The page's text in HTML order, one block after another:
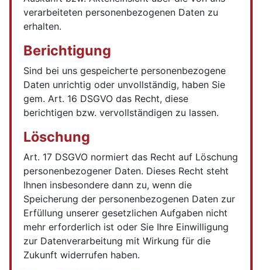
verarbeiteten personenbezogenen Daten zu
erhalten.
Berichtigung
Sind bei uns gespeicherte personenbezogene
Daten unrichtig oder unvollständig, haben Sie
gem. Art. 16 DSGVO das Recht, diese
berichtigen bzw. vervollständigen zu lassen.
Löschung
Art. 17 DSGVO normiert das Recht auf Löschung
personenbezogener Daten. Dieses Recht steht
Ihnen insbesondere dann zu, wenn die
Speicherung der personenbezogenen Daten zur
Erfüllung unserer gesetzlichen Aufgaben nicht
mehr erforderlich ist oder Sie Ihre Einwilligung
zur Datenverarbeitung mit Wirkung für die
Zukunft widerrufen haben.